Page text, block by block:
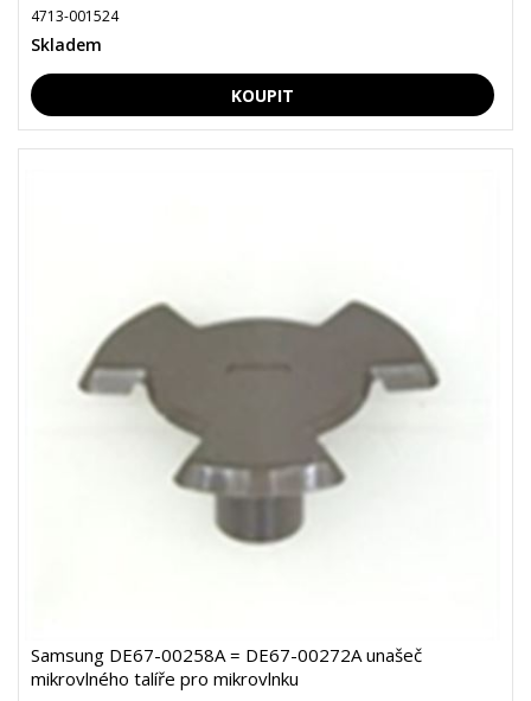
4713-001524
Skladem
Samsung DE67-00258A = DE67-00272A unašeč
mikrovlného talíře pro mikrovlnku